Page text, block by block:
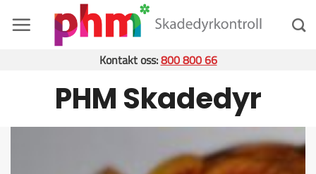
Kontakt oss:800 800 66
PHM Skadedyr